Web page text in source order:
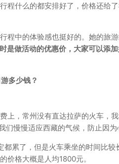
程什么的都安排好了，价格还给
程中的体验感也挺好的。她的旅
做活动的优惠价，大家可以添
上，常州没有直达拉萨的火车，
慢慢适应西藏的气候，防止因为
累了，但是火车乘坐的时间比较
价格大概是人均1800元。